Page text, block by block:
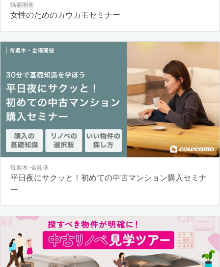
隔週開催
女性のためのカウカモセミナー
毎週木･金開催
平日夜にサクッと！初めての中古マンション購入セミナ
ー